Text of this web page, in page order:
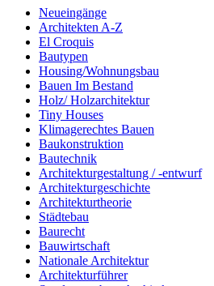
Neueingänge
Architekten A-Z
El Croquis
Bautypen
Housing/Wohnungsbau
Bauen Im Bestand
Holz/ Holzarchitektur
Tiny Houses
Klimagerechtes Bauen
Baukonstruktion
Bautechnik
Architekturgestaltung / -entwurf
Architekturgeschichte
Architekturtheorie
Städtebau
Baurecht
Bauwirtschaft
Nationale Architektur
Architekturführer